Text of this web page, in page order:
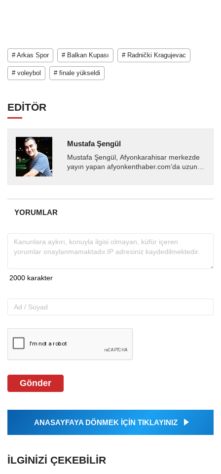
# Arkas Spor # Balkan Kupası # Radnički Kragujevac
# voleybol # finale yükseldi
EDİTÖR
Mustafa Şengül
Mustafa Şengül, Afyonkarahisar merkezde
yayın yapan afyonkenthaber.com’da uzun
almakta, haber akışı...
YORUMLAR
Gönder
ANASAYFAYA DÖNMEK İÇİN TIKLAYINIZ
İLGINIZI ÇEKEBILIR